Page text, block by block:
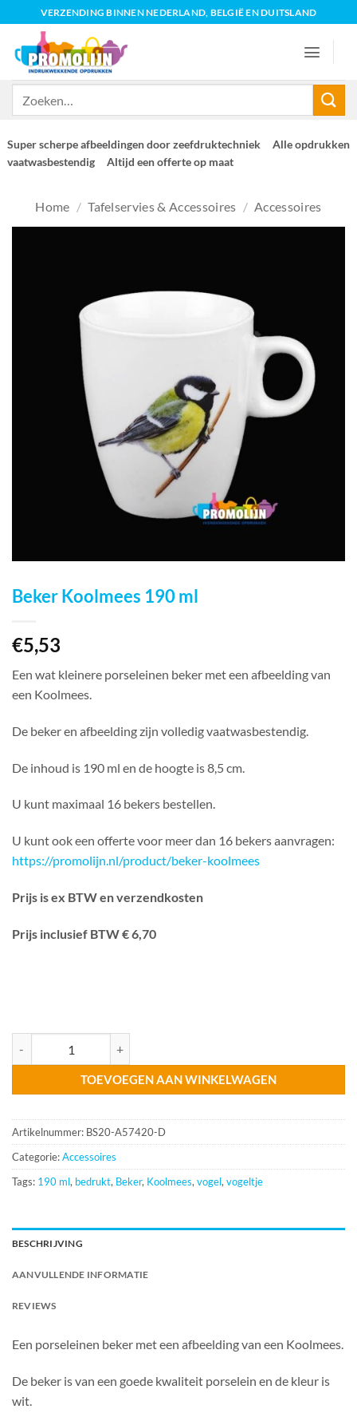
naar
inhoud
VERZENDING BINNEN NEDERLAND, BELGIË EN DUITSLAND
Super scherpe afbeeldingen door zeefdruktechniek Alle opdrukken
vaatwasbestendig Altijd een offerte op maat
Home / Tafelservies & Accessoires / Accessoires
Beker Koolmees 190 ml
€5,53
Een wat kleinere porseleinen beker met een afbeelding van
een Koolmees.
De beker en afbeelding zijn volledig vaatwasbestendig.
De inhoud is 190 ml en de hoogte is 8,5 cm.
U kunt maximaal 16 bekers bestellen.
U kunt ook een offerte voor meer dan 16 bekers aanvragen:
https://promolijn.nl/product/beker-koolmees
Prijs is ex BTW en verzendkosten
Prijs inclusief BTW € 6,70
TOEVOEGEN AAN WINKELWAGEN
Artikelnummer: BS20-A57420-D
Categorie:Accessoires
Tags: 190 ml, bedrukt, Beker, Koolmees, vogel, vogeltje
BESCHRIJVING
AANVULLENDE INFORMATIE
REVIEWS
Een porseleinen beker met een afbeelding van een Koolmees.
De beker is van een goede kwaliteit porselein en de kleur is
wit.